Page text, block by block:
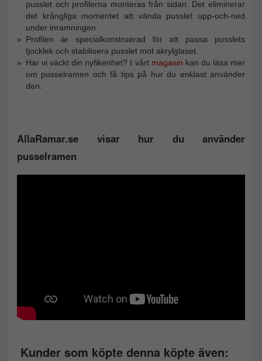
pusslet och profilerna monteras från sidan. Det eliminerar
det krångliga momentet att vända pusslet upp-och-ned
under inramningen.
Profilen är specialkonstruerad för att passa pusslets
tjocklek och stabilisera pusslet mot akrylglaset.
Har vi väckt din nyfikenhet? I vårt magasin kan du läsa mer
om pusselramen och få tips på hur du enklast använder
den.
AllaRamar.se visar hur du använder
pusselramen
Kunder som köpte denna köpte även: